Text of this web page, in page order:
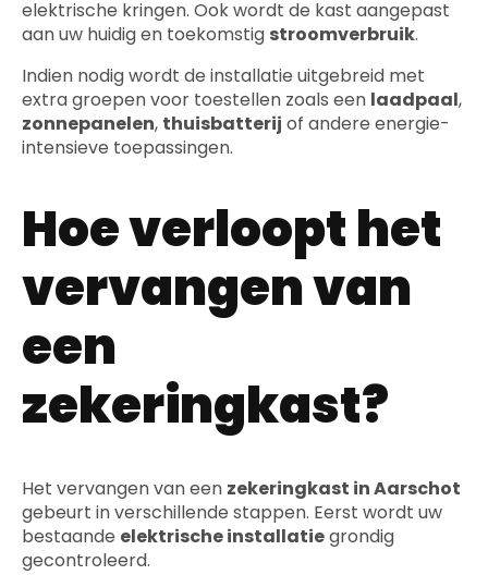
elektrische kringen. Ook wordt de kast aangepast
aan uw huidig en toekomstig stroomverbruik.
Indien nodig wordt de installatie uitgebreid met
extra groepen voor toestellen zoals een laadpaal,
zonnepanelen, thuisbatterij of andere energie-
intensieve toepassingen.
Hoe verloopt het
vervangen van
een
zekeringkast?
Het vervangen van een zekeringkast in Aarschot
gebeurt in verschillende stappen. Eerst wordt uw
bestaande elektrische installatiegrondig
gecontroleerd.